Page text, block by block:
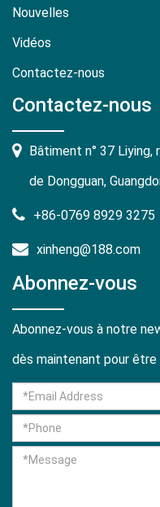
Nouvelles
Vidéos
Contactez-nous
Contactez-nous
Bâtiment n° 37 Liying,
de Dongguan,
+86-0769 8929 3275
xinheng@188.com
Abonnez-vous
Abonnez-vous à notre
dès maintenant pour être